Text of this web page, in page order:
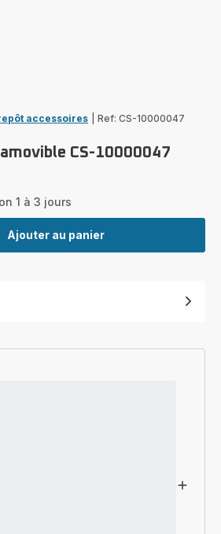
accessoires Ref: CS-10000047
CS-10000047
1 à 3 jours
Ajouter au panier